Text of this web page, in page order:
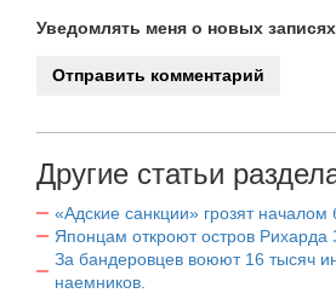
Уведомлять меня о новых
Другие статьи
«Адские санкции» грозят
Японцам откроют остров Рихарда
За бандеровцев воюют 16 тысяч
наемников.